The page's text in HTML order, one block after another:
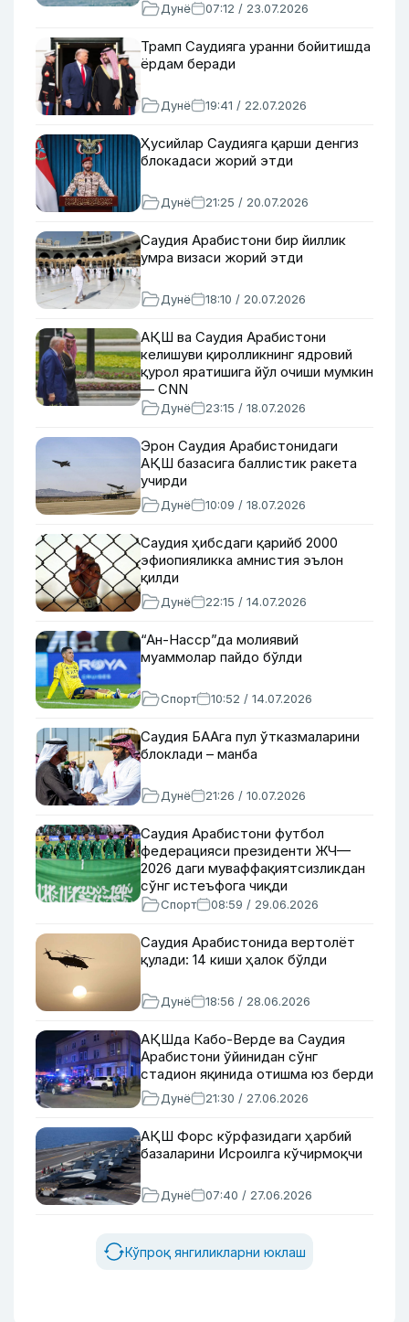
Дунё 07:12 / 23.07.2026
Трамп Саудияга уранни бойитишда
ёрдам беради
Дунё 19:41 / 22.07.2026
Ҳусийлар Саудияга қарши денгиз
блокадаси жорий этди
Дунё 21:25 / 20.07.2026
Саудия Арабистони бир йиллик
умра визаси жорий этди
Дунё 18:10 / 20.07.2026
АҚШ ва Саудия Арабистони
келишуви қиролликнинг ядровий
қурол яратишига йўл очиши мумкин
— CNN
Дунё 23:15 / 18.07.2026
Эрон Саудия Арабистонидаги
АҚШ базасига баллистик ракета
учирди
Дунё 10:09 / 18.07.2026
Саудия ҳибсдаги қарийб 2000
эфиопияликка амнистия эълон
қилди
Дунё 22:15 / 14.07.2026
“Ан-Насср”да молиявий
муаммолар пайдо бўлди
Спорт 10:52 / 14.07.2026
Саудия БААга пул ўтказмаларини
блоклади – манба
Дунё 21:26 / 10.07.2026
Саудия Арабистони футбол
федерацияси президенти ЖЧ—
2026 даги муваффақиятсизликдан
сўнг истеъфога чиқди
Спорт 08:59 / 29.06.2026
Саудия Арабистонида вертолёт
қулади: 14 киши ҳалок бўлди
Дунё 18:56 / 28.06.2026
АҚШда Кабо-Верде ва Саудия
Арабистони ўйинидан сўнг
стадион яқинида отишма юз берди
Дунё 21:30 / 27.06.2026
АҚШ Форс кўрфазидаги ҳарбий
базаларини Исроилга кўчирмоқчи
Дунё 07:40 / 27.06.2026
Кўпроқ янгиликларни юклаш